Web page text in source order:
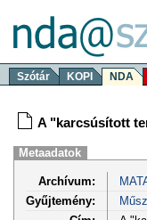
Szótár KOPI NDA
A "karcsúsított
Metaadatok
Archívum:
Gyűjtemény: